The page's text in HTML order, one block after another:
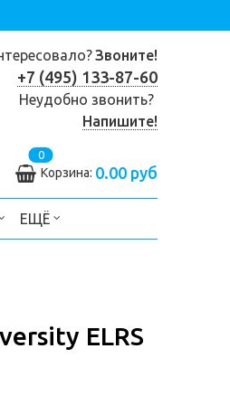
Звоните!
+7 (495) 133-87-60
Неудобно звонить?
Напишите!
0
Корзина: 0.00 руб
ЕЩЁ
ELRS